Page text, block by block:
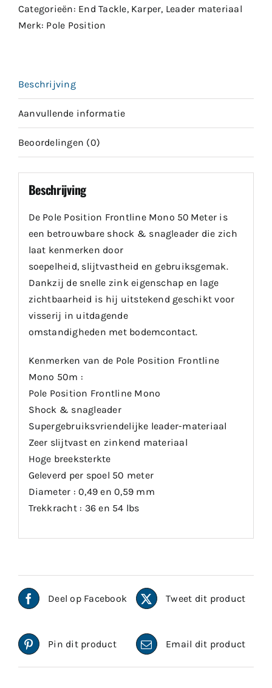
Categorieën: End Tackle, Karper, Leader materiaal
Merk: Pole Position
Beschrijving
Aanvullende informatie
Beoordelingen (0)
Beschrijving
De Pole Position Frontline Mono 50 Meter is
een betrouwbare shock & snagleader die zich
laat kenmerken door
soepelheid, slijtvastheid en gebruiksgemak.
Dankzij de snelle zink eigenschap en lage
zichtbaarheid is hij uitstekend geschikt voor
visserij in uitdagende
omstandigheden met bodemcontact.
Kenmerken van de Pole Position Frontline
Mono 50m :
Pole Position Frontline Mono
Shock & snagleader
Supergebruiksvriendelijke leader-materiaal
Zeer slijtvast en zinkend materiaal
Hoge breeksterkte
Geleverd per spoel 50 meter
Diameter : 0,49 en 0,59 mm
Trekkracht : 36 en 54 lbs
Deel op Facebook Tweet dit product
Pin dit product Email dit product